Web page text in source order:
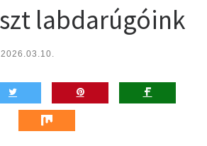
labdarúgóink
2026.03.10.